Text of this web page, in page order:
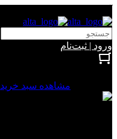
ورود | ثبت‌نام
مشاهده سبد خرید